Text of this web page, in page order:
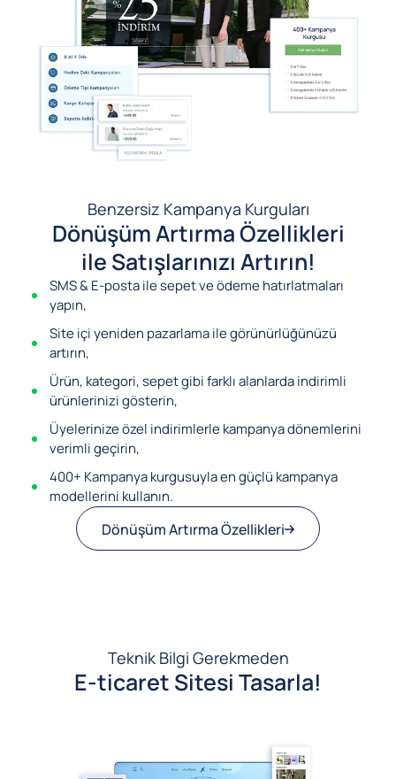
Benzersiz Kampanya Kurguları
Dönüşüm Artırma Özellikleri
ile Satışlarınızı Artırın!
SMS & E-posta ile sepet ve ödeme hatırlatmaları
yapın,
Site içi yeniden pazarlama ile görünürlüğünüzü
artırın,
Ürün, kategori, sepet gibi farklı alanlarda indirimli
ürünlerinizi gösterin,
Üyelerinize özel indirimlerle kampanya dönemlerini
verimli geçirin,
400+ Kampanya kurgusuyla en güçlü kampanya
modellerini kullanın.
Dönüşüm Artırma Özellikleri
Teknik Bilgi Gerekmeden
E-ticaret Sitesi Tasarla!